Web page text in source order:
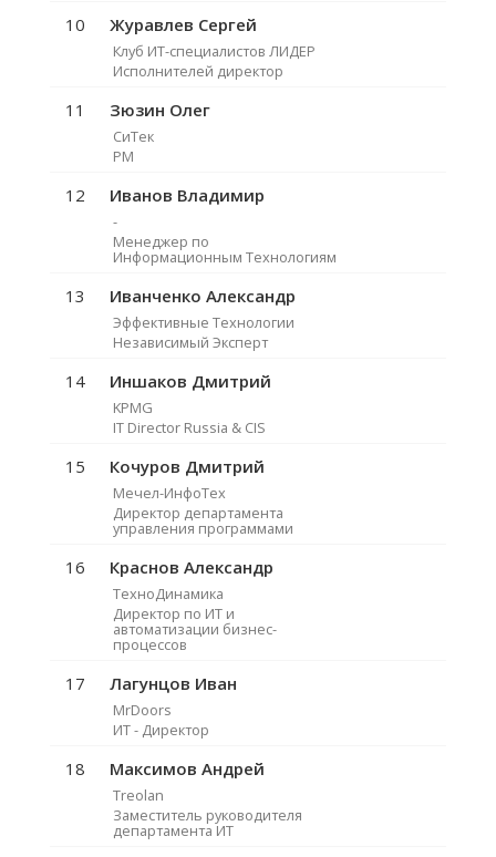
10 Журавлев Сергей
Клуб ИТ-специалистов ЛИДЕР
Исполнителей директор
11 Зюзин Олег
СиТек
PM
12 Иванов Владимир
-
Менеджер по
Информационным Технологиям
13 Иванченко Александр
Эффективные Технологии
Независимый Эксперт
14 Иншаков Дмитрий
KPMG
IT Director Russia & CIS
15 Кочуров Дмитрий
Мечел-ИнфоТех
Директор департамента
управления программами
16 Краснов Александр
ТехноДинамика
Директор по ИТ и
автоматизации бизнес-
процессов
17 Лагунцов Иван
MrDoors
ИТ - Директор
18 Максимов Андрей
Treolan
Заместитель руководителя
департамента ИТ